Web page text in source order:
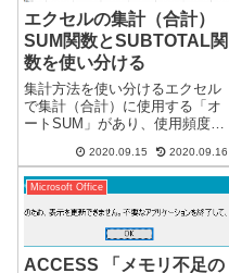
エクセルの集計（合計）
SUM関数とSUBTOTAL関
数を使い分ける
集計方法を使い分けるエクセル
で集計（合計）に使用する「オ
ートSUM」があり、使用頻度は
し、小計や総合計などがある場
合には、SUM関数とSUBTOTAL
関数を使い分けると便利です。
SUM 関数=SUM(引数)SUM関...
2020.09.15 2020.09.16
Microsoft Office
ACCESS 「メモリ不足の